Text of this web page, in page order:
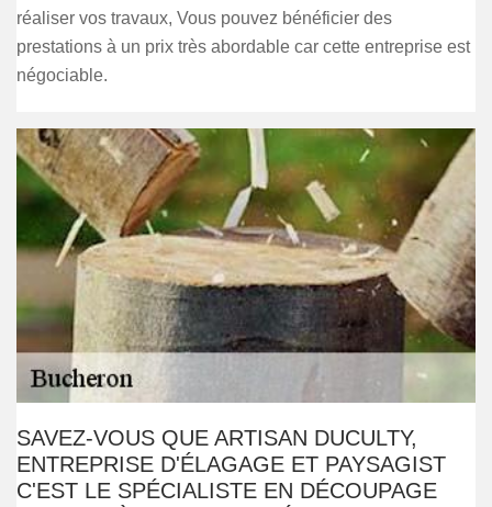
réaliser vos travaux, Vous pouvez bénéficier des
prestations à un prix très abordable car cette entreprise est
négociable.
SAVEZ-VOUS QUE ARTISAN DUCULTY,
ENTREPRISE D'ÉLAGAGE ET PAYSAGIST
C'EST LE SPÉCIALISTE EN DÉCOUPAGE